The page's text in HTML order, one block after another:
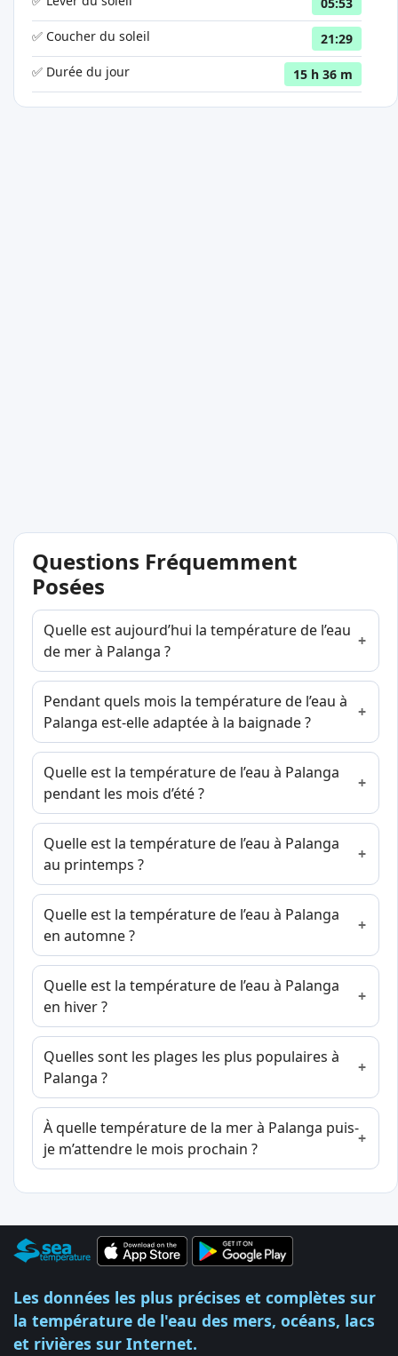
✅ Coucher du soleil
21:29
✅ Durée du jour
15 h 36 m
Questions Fréquemment
Posées
Quelle est aujourd’hui la température de l’eau
de mer à Palanga ?
Pendant quels mois la température de l’eau à
Palanga est-elle adaptée à la baignade ?
Quelle est la température de l’eau à Palanga
pendant les mois d’été ?
Quelle est la température de l’eau à Palanga
au printemps ?
Quelle est la température de l’eau à Palanga
en automne ?
Quelle est la température de l’eau à Palanga
en hiver ?
Quelles sont les plages les plus populaires à
Palanga ?
À quelle température de la mer à Palanga puis-
je m’attendre le mois prochain ?
Les données les plus précises et complètes sur
la température de l'eau des mers, océans, lacs
et rivières sur Internet.